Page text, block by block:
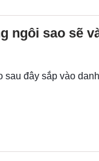
ngôi sao sẽ
sau đây sắp vào